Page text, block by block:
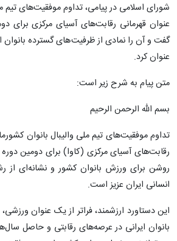
شورای اسلامی در پیامی، تداوم موفقیت‌های تیم
عنوان قهرمانی رقابت‌های آسیای مرکزی برای
گفت و آن را نمادی از ظرفیت‌های گسترده بانوان
عنوان کرد.
متن پیام به شرح زیر است:
بسم الله الرحمن الرحیم
تداوم موفقیت‌های تیم ملی والیبال بانوان
رقابت‌های آسیای مرکزی (کاوا) برای دومین
روشن برای ورزش بانوان کشور و نشانه‌ای از
انسانی ایران عزیز است.
این دستاورد ارزشمند، فراتر از یک عنوان
بانوان ایرانی در عرصه‌های رقابتی و حاصل